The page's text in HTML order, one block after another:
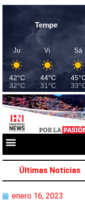
Tempe
Ju
42°C
32°C
Vi
44°C
31°C
Sá
Últimas Noticias
enero 16, 2023